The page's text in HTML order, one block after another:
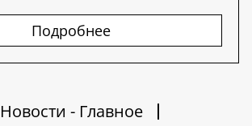
Подробнее
Новости - Главное